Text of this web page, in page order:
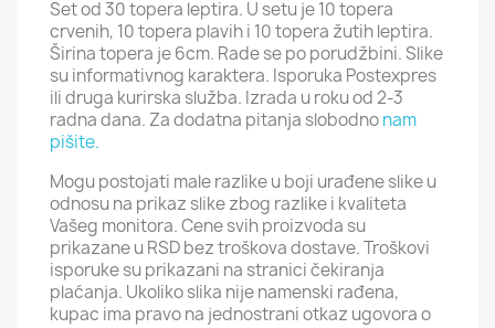
Set od 30 topera leptira. U setu je 10 topera
crvenih, 10 topera plavih i 10 topera žutih leptira.
Širina topera je 6cm. Rade se po porudžbini. Slike
su informativnog karaktera. Isporuka Postexpres
ili druga kurirska služba. Izrada u roku od 2-3
radna dana. Za dodatna pitanja slobodnonam
pišite.
Mogu postojati male razlike u boji urađene slike u
odnosu na prikaz slike zbog razlike i kvaliteta
Vašeg monitora. Cene svih proizvoda su
prikazane u RSD bez troškova dostave. Troškovi
isporuke su prikazani na stranici čekiranja
plaćanja. Ukoliko slika nije namenski rađena,
kupac ima pravo na jednostrani otkaz ugovora o